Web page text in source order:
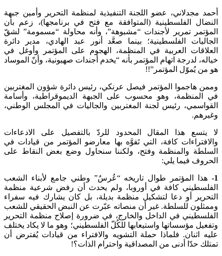
أحمد مجدلاني، عضو اللجنة التنفيذية لمنظمة التحرير وأمين جبهة
النضال الفلسطينية (المتوافقة مع فتح في برنامجها)، زعم بأن
المؤتمر تمرير لأجندات “مشبوهة”، وأنه محاولة “مسمومة” لشقّ
الجاليات الفلسطينية؛ بينما صعَّد أنور عبد الهادي، مدير دائرة
العلاقات العربية في المنظمة، الهجوم على المؤتمر وأوغل في
خياله، لدرجة اتهام المؤتمر بأنه “يخدم أجندات صهيونية، وأنّ الموساد
هو من يُموّل المؤتمر”!!
وممن هاجموا المؤتمر فيصل عرنكي، رئيس دائرة شؤون المغتربين
في المنظمة، وهو محسوب على الجبهة الديموقراطية، وأسامة
القواسمي، رئيس لجنة المغتربين والجاليات في المجلس الوطني،
وغيرهم.
لا يتسع هذا المقال المحدود للردّ بالتفصيل على الادعاءات
والافتراءات كافة، التي تَفوَّه بها معارضو المؤتمر من قيادات في
السلطة والمنظمة وفتح، ولكننا سنحاول وضع بعض النقاط على
الحروف فيما يلي:
1-
هذا المؤتمر طوال تاريخه “عُرسٌ” وطني جامع لأبناء الشعب
الفلسطيني كافة في أوروبا، ولم يحدث أن رفض شرعية منظمة
التحرير أو دعا لتشكيل منظمة بديلة، بل كان يشارك فيه سفراء
وممثلون للسلطة. غير أن منصاته عبّرت عن النبض الحقيقي للشعب
الفلسطيني في الداخل والخارج، في ضرورة إصلاح منظمة التحرير
وتفعيل مؤسساتها واستيعابها للكُلّ الفلسطيني؛ وهو ما لا يكاد يختلف
عليه اثنان. فلماذا حملة التشويه والافتراء من قيادات يُفترض أن
تمتلك حدّا أدنى من المصداقية واحترام الذات؟!